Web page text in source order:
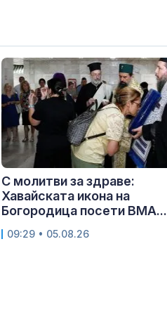
С молитви за здраве:
Хавайската икона на
Богородица посети ВМА...
09:29 • 05.08.26